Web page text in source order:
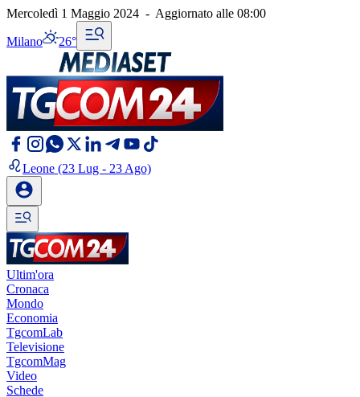
Mercoledì 1 Maggio 2024 - Aggiornato alle 08:00
Milano 26°
Leone (23 Lug - 23 Ago)
Ultim'ora
Cronaca
Mondo
Economia
TgcomLab
Televisione
TgcomMag
Video
Schede